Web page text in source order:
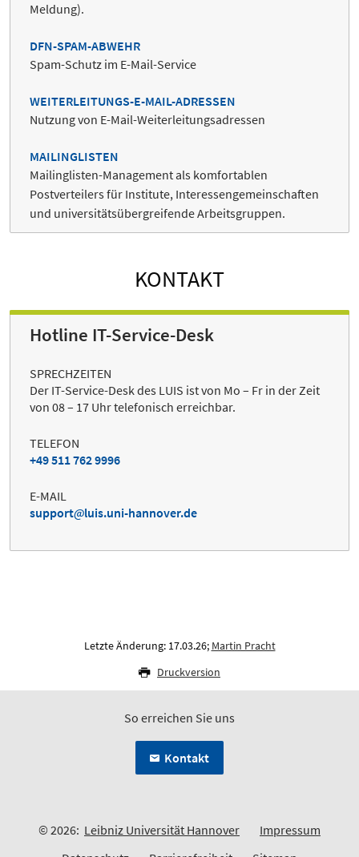
Meldung).
DFN-SPAM-ABWEHR
Spam-Schutz im E-Mail-Service
WEITERLEITUNGS-E-MAIL-ADRESSEN
Nutzung von E-Mail-Weiterleitungsadressen
MAILINGLISTEN
Mailinglisten-Management als komfortablen
Postverteilers für Institute, Interessengemeinschaften
und universitätsübergreifende Arbeitsgruppen.
KONTAKT
Hotline IT-Service-Desk
SPRECHZEITEN
Der IT-Service-Desk des LUIS ist von Mo – Fr in der Zeit
von 08 – 17 Uhr telefonisch erreichbar.
TELEFON
+49 511 762 9996
E-MAIL
support
luis.uni-hannover.de
Letzte Änderung: 17.03.26; Martin Pracht
Druckversion
So erreichen Sie uns
Kontakt
© 2026: Leibniz Universität Hannover
Impressum